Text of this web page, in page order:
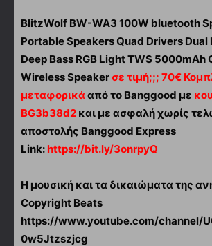
BlitzWolf BW-WA3 100W bluetooth
Portable Speakers Quad Drivers Dual
Deep Bass RGB Light TWS 5000mAh
Wireless Speaker σε τιμή;;; 70€
μεταφορικά από το Banggood με
BG3b38d2 και με ασφαλή χωρίς
αποστολής Banggood Express
Link: https://bit.ly/3onrpyQ
Η μουσική και τα δικαιώματα της
Copyright Beats
https://www.youtube.com/channel/
0w5Jtzszjcg